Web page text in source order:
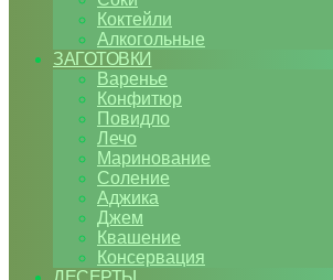
Коктейли
Алкогольные
ЗАГОТОВКИ
Варенье
Конфитюр
Повидло
Лечо
Маринование
Соление
Аджика
Джем
Квашение
Консервация